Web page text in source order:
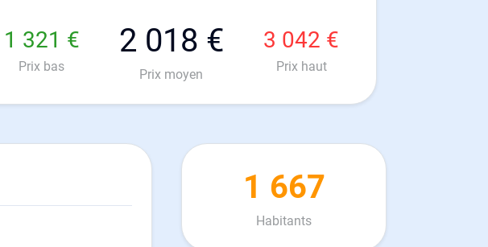
1 321 €
Prix bas
2 018 €
Prix moyen
3 042 €
Prix haut
1 667
Habitants